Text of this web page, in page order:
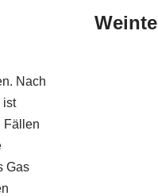
Nach
ist
Fällen
Gas